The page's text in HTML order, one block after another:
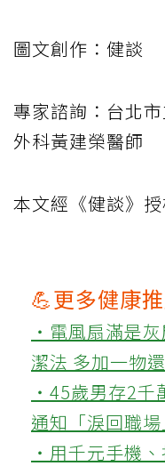
圖文創作：健談
專家諮詢：台北
外科黃建榮醫師
本文經《健談》授
💪更多健康
‧電風扇滿是
潔法 多加一物
‧45歲男存2千
通知「淚回職
‧用千元手機